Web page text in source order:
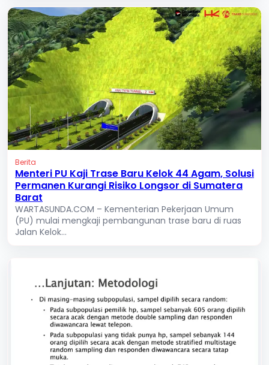
Berita
Menteri PU Kaji Trase Baru Kelok 44 Agam, Solusi
Permanen Kurangi Risiko Longsor di Sumatera
Barat
WARTASUNDA.COM – Kementerian Pekerjaan Umum
(PU) mulai mengkaji pembangunan trase baru di ruas
Jalan Kelok...